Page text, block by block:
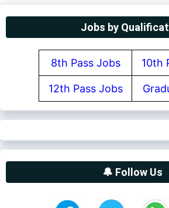
Jobs by
8th Pass Jobs 10th
12th Pass Jobs
🔔 Follow Us